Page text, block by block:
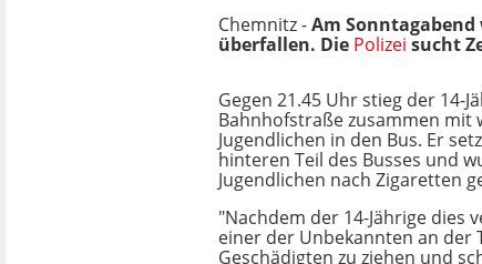
Chemnitz -Am
überfallen. Die Polizei sucht
Gegen 21.45 Uhr stieg der 14-
Bahnhofstraße zusammen mit
Jugendlichen in den Bus. Er
hinteren Teil des Busses und
Jugendlichen nach Zigaretten
"Nachdem der 14-Jährige dies
einer der Unbekannten an der
Geschädigten zu ziehen und